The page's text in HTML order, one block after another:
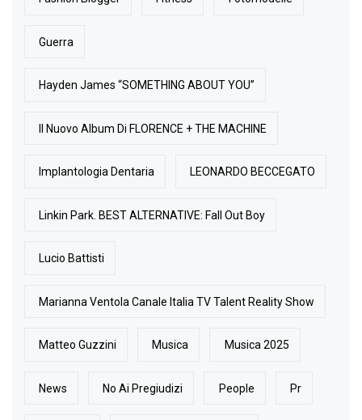
Guerra
Hayden James “SOMETHING ABOUT YOU”
Il Nuovo Album Di FLORENCE + THE MACHINE
Implantologia Dentaria LEONARDO BECCEGATO
Linkin Park. BEST ALTERNATIVE: Fall Out Boy
Lucio Battisti
Marianna Ventola Canale Italia TV Talent Reality Show
Matteo Guzzini Musica Musica 2025
News No Ai Pregiudizi People Pr